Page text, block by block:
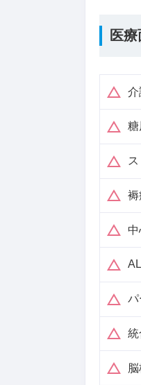
医
介
糖
褥
中
パ
統